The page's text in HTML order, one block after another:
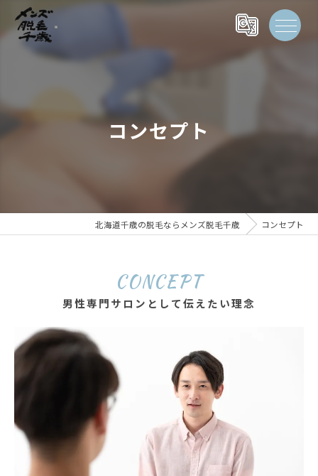
コンセプト
北海道千歳の脱毛ならメンズ脱毛千歳 コンセプト
男性専門サロンとして伝えたい理念
CONCEPT